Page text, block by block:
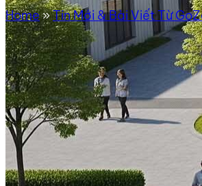
Home»Tin Mới & Bài Viết Từ